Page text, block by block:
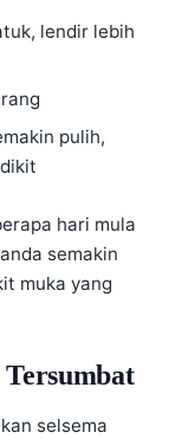
lendir lebih
pulih,
hari mula
semakin
muka yang
selsema